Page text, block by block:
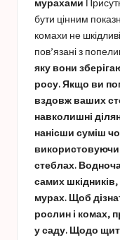
мурахами
бути цінним
комахи не
пов’язані з
яку вони
росу. Якщо ви
вздовж ваших
навколишні
нанісши суміш
стеблах.
самих
мурах. Щоб
рослин і комах,
у саду. Щодо